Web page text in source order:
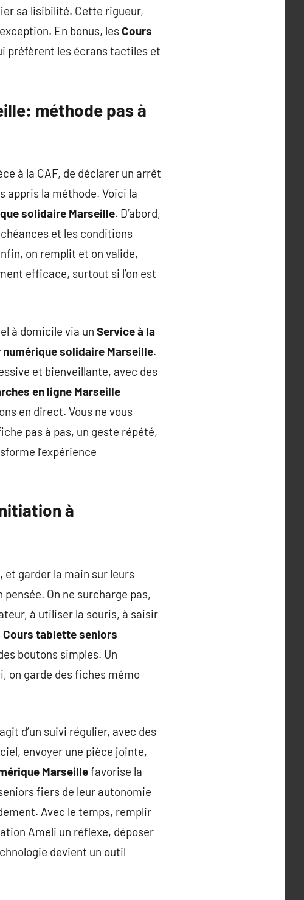
sa lisibilité. Cette rigueur,
En bonus, lesCours
préfèrent les écrans tactiles et
méthode pas à
à la CAF, de déclarer un arrêt
appris la méthode. Voici la
solidaire Marseille. D’abord,
et les conditions
on remplit et on valide,
efficace, surtout si l’on est
à domicile via un Service à la
numérique solidaire Marseille.
et bienveillante, avec des
en ligne Marseille
en direct. Vous ne vous
pas à pas, un geste répété,
l’expérience
à
garder la main sur leurs
pensée. On ne surcharge pas,
à utiliser la souris, à saisir
Cours tablette seniors
boutons simples. Un
on garde des fiches mémo
d’un suivi régulier, avec des
envoyer une pièce jointe,
Marseillefavorise la
fiers de leur autonomie
Avec le temps, remplir
Ameli un réflexe, déposer
devient un outil